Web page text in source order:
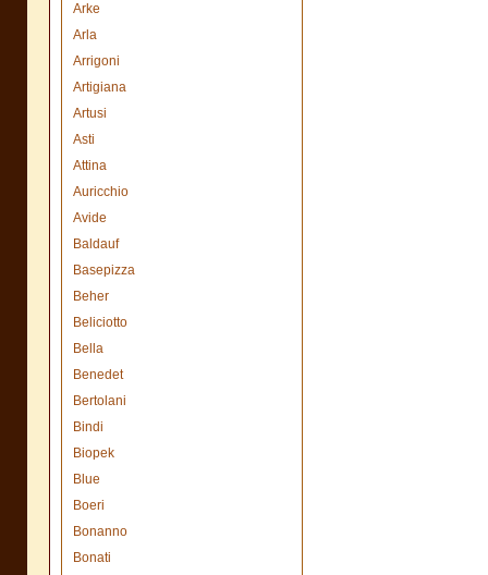
Arke
Arla
Arrigoni
Artigiana
Artusi
Asti
Attina
Auricchio
Avide
Baldauf
Basepizza
Beher
Beliciotto
Bella
Benedet
Bertolani
Bindi
Biopek
Blue
Boeri
Bonanno
Bonati